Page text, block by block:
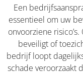
Een
essentieel om uw
onvoorziene
beveiligt of
bedrijf loopt
schade veroorzaakt